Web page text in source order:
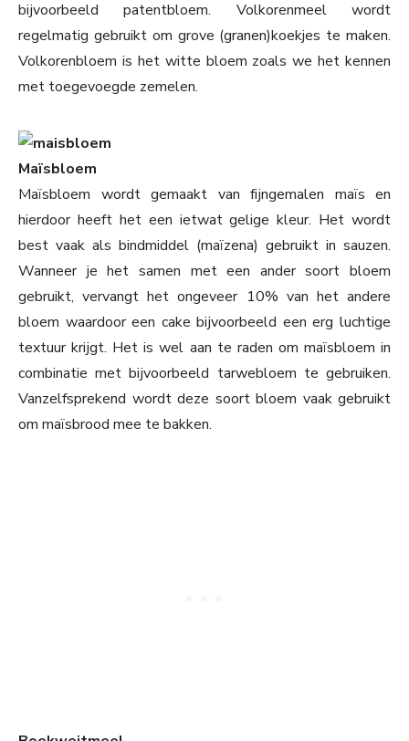
bijvoorbeeld patentbloem. Volkorenmeel wordt
regelmatig gebruikt om grove (granen)koekjes te maken.
Volkorenbloem is het witte bloem zoals we het kennen
met toegevoegde zemelen.
Maïsbloem
Maïsbloem wordt gemaakt van fijngemalen maïs en
hierdoor heeft het een ietwat gelige kleur. Het wordt
best vaak als bindmiddel (maïzena) gebruikt in sauzen.
Wanneer je het samen met een ander soort bloem
gebruikt, vervangt het ongeveer 10% van het andere
bloem waardoor een cake bijvoorbeeld een erg luchtige
textuur krijgt. Het is wel aan te raden om maïsbloem in
combinatie met bijvoorbeeld tarwebloem te gebruiken.
Vanzelfsprekend wordt deze soort bloem vaak gebruikt
om maïsbrood mee te bakken.